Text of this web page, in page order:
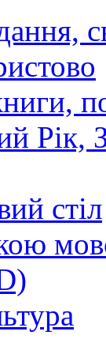
Рік,
стіл